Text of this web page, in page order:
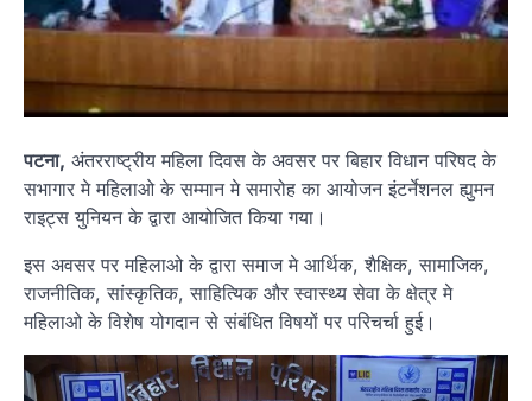
पटना, अंतरराष्ट्रीय महिला दिवस के अवसर पर बिहार विधान परिषद के
सभागार मे महिलाओ के सम्मान मे समारोह का आयोजन इंटर्नेशनल ह्युमन
राइट्स युनियन के द्वारा आयोजित किया गया।
इस अवसर पर महिलाओ के द्वारा समाज मे आर्थिक, शैक्षिक, सामाजिक,
राजनीतिक, सांस्कृतिक, साहित्यिक और स्वास्थ्य सेवा के क्षेत्र मे
महिलाओ के विशेष योगदान से संबंधित विषयों पर परिचर्चा हुई।